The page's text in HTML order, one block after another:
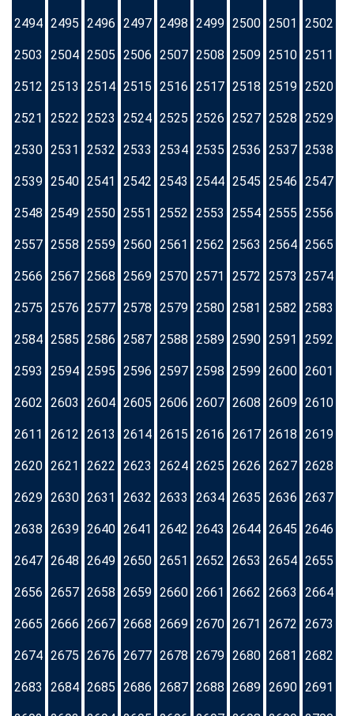
2494 2495 2496 2497 2498 2499 2500 2501 2502
2503 2504 2505 2506 2507 2508 2509 2510 2511
2512 2513 2514 2515 2516 2517 2518 2519 2520
2521 2522 2523 2524 2525 2526 2527 2528 2529
2530 2531 2532 2533 2534 2535 2536 2537 2538
2539 2540 2541 2542 2543 2544 2545 2546 2547
2548 2549 2550 2551 2552 2553 2554 2555 2556
2557 2558 2559 2560 2561 2562 2563 2564 2565
2566 2567 2568 2569 2570 2571 2572 2573 2574
2575 2576 2577 2578 2579 2580 2581 2582 2583
2584 2585 2586 2587 2588 2589 2590 2591 2592
2593 2594 2595 2596 2597 2598 2599 2600 2601
2602 2603 2604 2605 2606 2607 2608 2609 2610
2611 2612 2613 2614 2615 2616 2617 2618 2619
2620 2621 2622 2623 2624 2625 2626 2627 2628
2629 2630 2631 2632 2633 2634 2635 2636 2637
2638 2639 2640 2641 2642 2643 2644 2645 2646
2647 2648 2649 2650 2651 2652 2653 2654 2655
2656 2657 2658 2659 2660 2661 2662 2663 2664
2665 2666 2667 2668 2669 2670 2671 2672 2673
2674 2675 2676 2677 2678 2679 2680 2681 2682
2683 2684 2685 2686 2687 2688 2689 2690 2691